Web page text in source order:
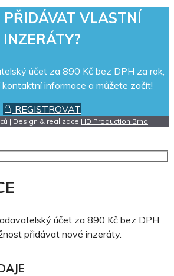
PŘIDÁVAT VLASTNÍ
INZERÁTY?
účet za 890 Kč bez DPH za rok,
informace a můžete začít!
REGISTROVAT
| Design & realizace HD Production Brno
účet za 890 Kč bez DPH
přidávat nové inzeráty.